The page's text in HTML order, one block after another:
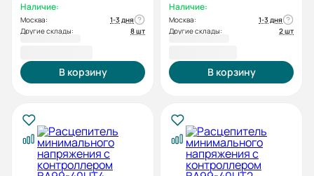
Наличие:
Москва:
1-3 дня
Другие склады:
8 шт
В корзину
Наличие:
Москва:
1-3 дня
Другие склады:
2 шт
В корзину